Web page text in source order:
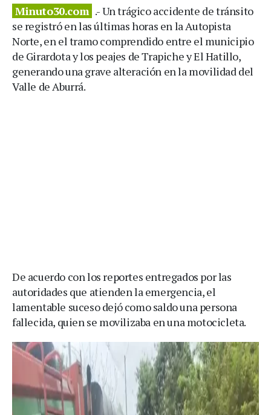
Minuto30.com .- Un trágico accidente de tránsito
se registró en las últimas horas en la Autopista
Norte, en el tramo comprendido entre el municipio
de Girardota y los peajes de Trapiche y El Hatillo,
generando una grave alteración en la movilidad del
Valle de Aburrá.
De acuerdo con los reportes entregados por las
autoridades que atienden la emergencia, el
lamentable suceso dejó como saldo una persona
fallecida, quien se movilizaba en una motocicleta.